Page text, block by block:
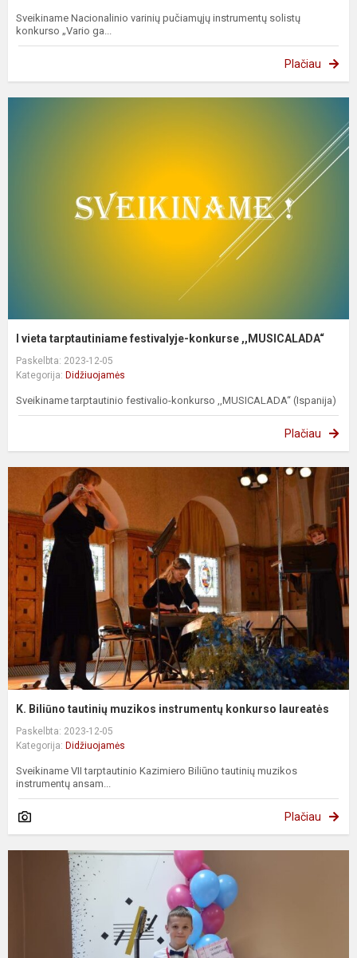
Sveikiname Nacionalinio varinių pučiamųjų instrumentų solistų
konkurso „Vario ga...
Plačiau
I vieta tarptautiniame festivalyje-konkurse ,,MUSICALADA“
Paskelbta: 2023-12-05
Kategorija: Didžiuojamės
Sveikiname tarptautinio festivalio-konkurso ,,MUSICALADA“ (Ispanija)
Plačiau
K. Biliūno tautinių muzikos instrumentų konkurso laureatės
Paskelbta: 2023-12-05
Kategorija: Didžiuojamės
Sveikiname VII tarptautinio Kazimiero Biliūno tautinių muzikos
instrumentų ansam...
Plačiau